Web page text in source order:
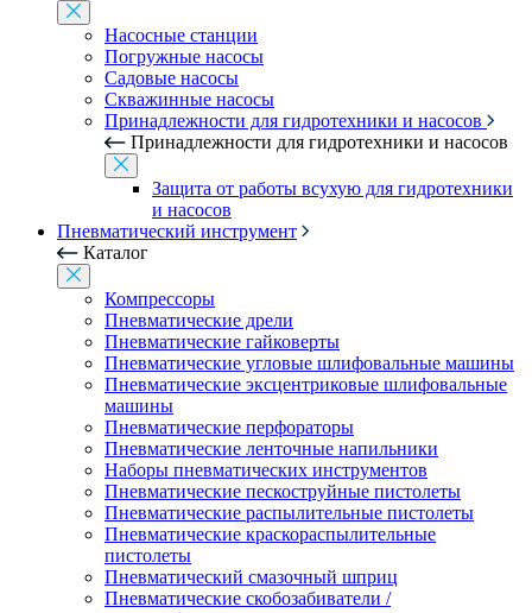
Насосные станции
Погружные насосы
Садовые насосы
Скважинные насосы
Принадлежности для гидротехники и насосов
Принадлежности для гидротехники и насосов
Защита от работы всухую для гидротехники
и насосов
Пневматический инструмент
Каталог
Компрессоры
Пневматические дрели
Пневматические гайковерты
Пневматические угловые шлифовальные машины
Пневматические эксцентриковые шлифовальные
машины
Пневматические перфораторы
Пневматические ленточные напильники
Наборы пневматических инструментов
Пневматические пескоструйные пистолеты
Пневматические распылительные пистолеты
Пневматические краскораспылительные
пистолеты
Пневматический смазочный шприц
Пневматические скобозабиватели /